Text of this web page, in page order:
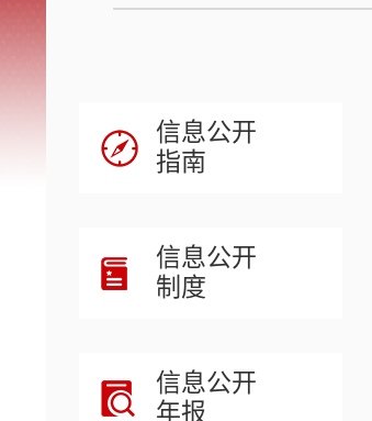
信息公开
指南
信息公开
制度
信息公开
年报